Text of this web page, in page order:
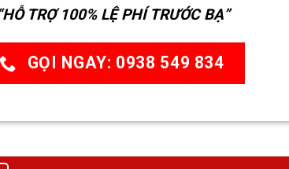
TRỢ 100% LỆ PHÍ TRƯỚC BẠ”
GỌI NGAY: 0938 549 834